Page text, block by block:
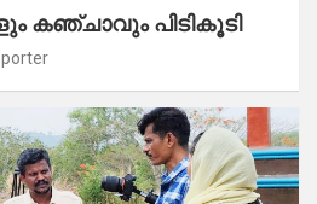
കഞ്ചാവും പിടികൂടി